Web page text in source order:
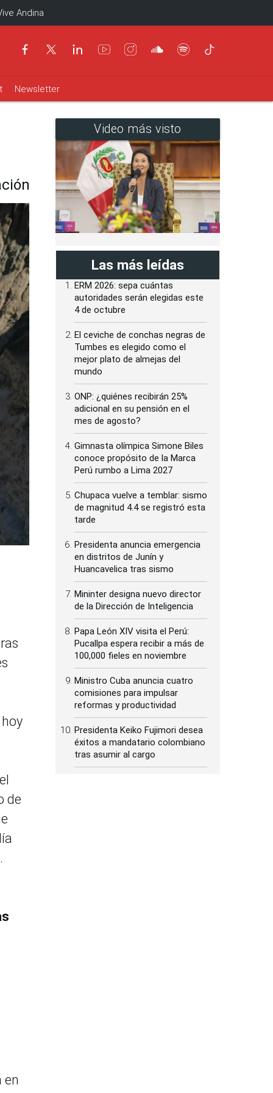
Andina
Newsletter
de
en
Video más visto
Las más leídas
ERM 2026: sepa cuántas
autoridades serán elegidas este
4 de octubre
El ceviche de conchas negras de
Tumbes es elegido como el
mejor plato de almejas del
mundo
ONP: ¿quiénes recibirán 25%
adicional en su pensión en el
mes de agosto?
Gimnasta olímpica Simone Biles
conoce propósito de la Marca
Perú rumbo a Lima 2027
Chupaca vuelve a temblar: sismo
de magnitud 4.4 se registró esta
tarde
Presidenta anuncia emergencia
en distritos de Junín y
Huancavelica tras sismo
Mininter designa nuevo director
de la Dirección de Inteligencia
Papa León XIV visita el Perú:
Pucallpa espera recibir a más de
100,000 fieles en noviembre
Ministro Cuba anuncia cuatro
comisiones para impulsar
reformas y productividad
Presidenta Keiko Fujimori desea
éxitos a mandatario colombiano
tras asumir al cargo